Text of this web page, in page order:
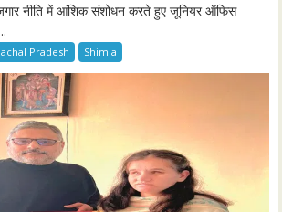
नीति में आंशिक संशोधन करते हुए जूनियर ऑफिस
Pradesh Shimla